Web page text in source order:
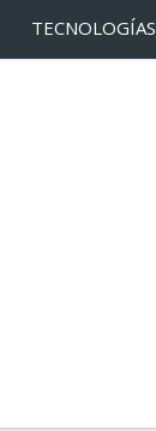
TECNOLOGÍAS